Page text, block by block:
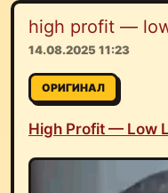
high profit —
14.08.2025 11:23
ОРИГИНАЛ
High Profit — Low